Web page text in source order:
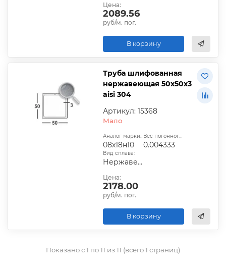
Цена:
2089.56
руб/м. пог.
В корзину
Труба шлифованная
нержавеющая 50х50х3
aisi 304
Артикул: 15368
Мало
Аналог марки стали:
08х18н10
Вес погонного метра, т.:
0.004333
Вид сплава:
Нержавеющий
Цена:
2178.00
руб/м. пог.
В корзину
Показано с 1 по 11 из 11 (всего 1 страниц)